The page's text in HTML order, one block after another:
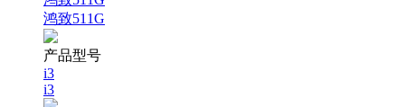
鸿致511G
产品型号
i3
i3